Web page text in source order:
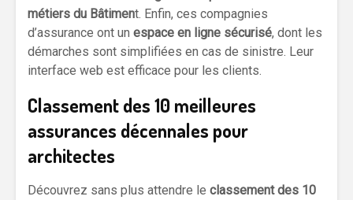
métiers du Bâtiment. Enfin, ces compagnies
d’assurance ont un espace en ligne sécurisé, dont les
démarches sont simplifiées en cas de sinistre. Leur
interface web est efficace pour les clients.
Classement des 10 meilleures
assurances décennales pour
architectes
Découvrez sans plus attendre le classement des 10